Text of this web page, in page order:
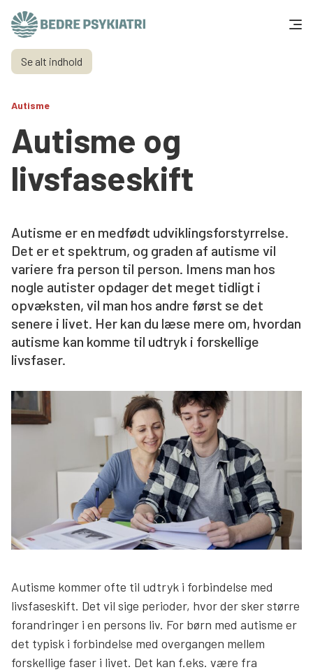
Skip to content
Få hjælp
Tal og fakta
Om os
Vær med
Presse og politik
Støt os
Søg
Se alt indhold
Autisme
Autisme og
livsfaseskift
Autisme er en medfødt udviklingsforstyrrelse.
Det er et spektrum, og graden af autisme vil
variere fra person til person. Imens man hos
nogle autister opdager det meget tidligt i
opvæksten, vil man hos andre først se det
senere i livet. Her kan du læse mere om, hvordan
autisme kan komme til udtryk i forskellige
livsfaser.
Autisme kommer ofte til udtryk i forbindelse med
livsfaseskift. Det vil sige perioder, hvor der sker større
forandringer i en persons liv. For børn med autisme er
det typisk i forbindelse med overgangen mellem
forskellige faser i livet. Det kan f.eks. være fra